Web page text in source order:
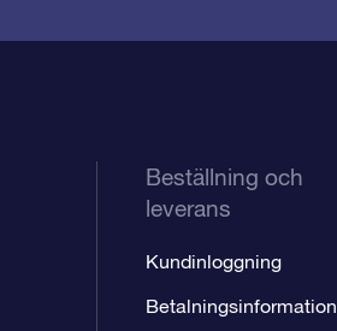
Beställning och
leverans
Kundinloggning
Betalningsinformation